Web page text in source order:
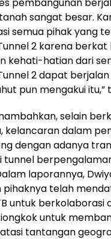
sangat besar.
semua pihak yang
2 karena berkat
kehati-hatian dari
2 dapat
pun mengakui itu,”
selain
kelancaran dalam
dengan adanya
tunnel
laporannya,
telah
untuk berkolaborasi
untuk
tantangan